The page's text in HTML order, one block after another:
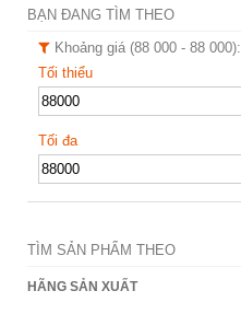
BẠN ĐANG TÌM THEO
Khoảng giá (88 000 - 88 000):
Tối thiểu
Tối đa
TÌM SẢN PHẨM THEO
HÃNG SẢN XUẤT